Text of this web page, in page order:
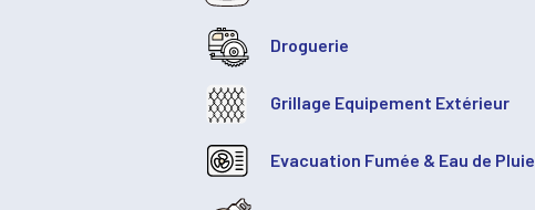
Droguerie
Grillage Equipement Extérieur
Evacuation Fumée & Eau de Pluie